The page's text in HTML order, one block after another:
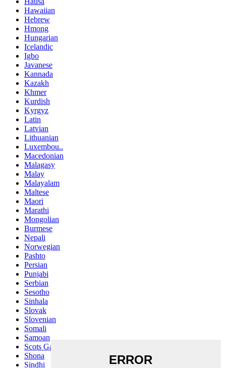
Hawaiian
Hebrew
Hmong
Hungarian
Icelandic
Igbo
Javanese
Kannada
Kazakh
Khmer
Kurdish
Kyrgyz
Latin
Latvian
Lithuanian
Luxembou..
Macedonian
Malagasy
Malay
Malayalam
Maltese
Maori
Marathi
Mongolian
Burmese
Nepali
Norwegian
Pashto
Persian
Punjabi
Serbian
Sesotho
Sinhala
Slovak
Slovenian
Somali
Samoan
Scots Gaelic
Shona
Sindhi